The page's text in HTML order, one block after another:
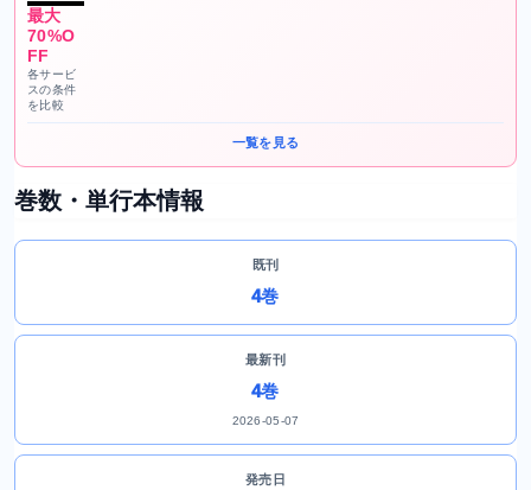
最大
70%O
FF
各サービ
スの条件
を比較
一覧を見る
巻数・単行本情報
既刊
4巻
最新刊
4巻
2026-05-07
発売日